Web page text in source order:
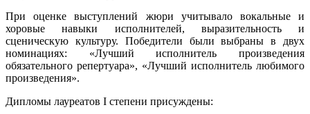
При оценке выступлений жюри учитывало вокальные и
хоровые навыки исполнителей, выразительность и
сценическую культуру. Победители были выбраны в двух
номинациях: «Лучший исполнитель произведения
обязательного репертуара», «Лучший исполнитель любимого
произведения».
Дипломы лауреатов I степени присуждены: